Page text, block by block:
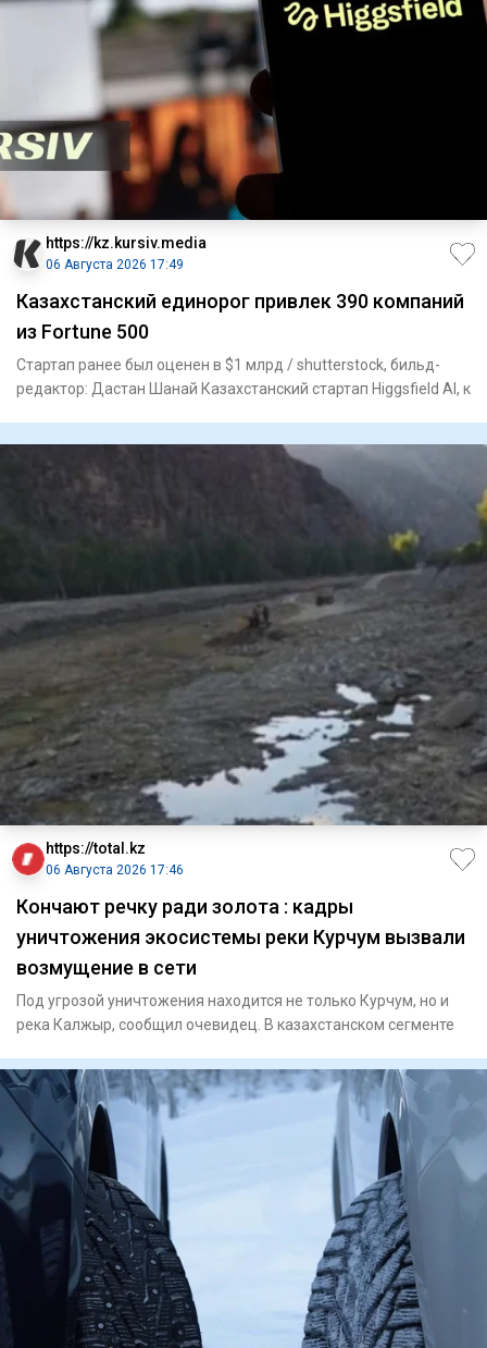
https://kz.kursiv.media
06 Августа 2026 17:49
Казахстанский единорог привлек 390 компаний
из Fortune 500
Стартап ранее был оценен в $1 млрд / shutterstock, бильд-
редактор: Дастан Шанай Казахстанский стартап Higgsfield AI, к
https://total.kz
06 Августа 2026 17:46
Кончают речку ради золота : кадры
уничтожения экосистемы реки Курчум вызвали
возмущение в сети
Под угрозой уничтожения находится не только Курчум, но и
река Калжыр, сообщил очевидец. В казахстанском сегменте